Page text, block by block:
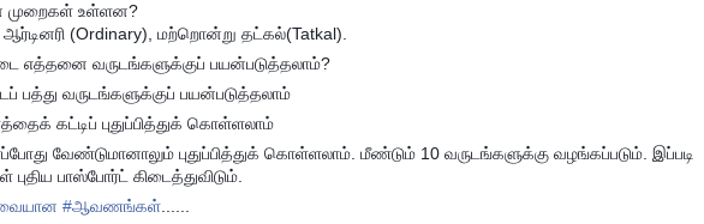
முறைகள் உள்ளன?
(Ordinary), மற்றொன்று தட்கல்(Tatkal).
எத்தனை வருடங்களுக்குப் பயன்படுத்தலாம்?
பத்து வருடங்களுக்குப் பயன்படுத்தலாம்
கட்டிப் புதுப்பித்துக் கொள்ளலாம்
வேண்டுமானாலும் புதுப்பித்துக் கொள்ளலாம். மீண்டும் 10 வருடங்களுக்கு வழங்கப்படும். இப்படி
புதிய பாஸ்போர்ட் கிடைத்துவிடும்.
#ஆவணங்கள்......